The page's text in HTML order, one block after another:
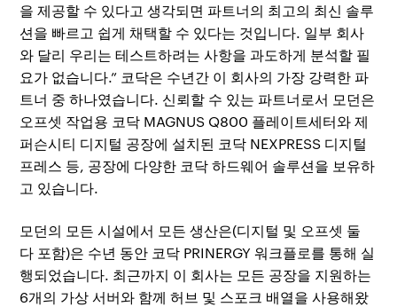
을 제공할 수 있다고 생각되면 파트너의 최고의 최신 솔루
션을 빠르고 쉽게 채택할 수 있다는 것입니다. 일부 회사
와 달리 우리는 테스트하려는 사항을 과도하게 분석할 필
요가 없습니다.” 코닥은 수년간 이 회사의 가장 강력한 파
트너 중 하나였습니다. 신뢰할 수 있는 파트너로서 모던은
오프셋 작업용 코닥 MAGNUS Q800 플레이트세터와 제
퍼슨시티 디지털 공장에 설치된 코닥 NEXPRESS 디지털
프레스 등, 공장에 다양한 코닥 하드웨어 솔루션을 보유하
고 있습니다.
모던의 모든 시설에서 모든 생산은(디지털 및 오프셋 둘
다 포함)은 수년 동안 코닥 PRINERGY 워크플로를 통해 실
행되었습니다. 최근까지 이 회사는 모든 공장을 지원하는
6개의 가상 서버와 함께 허브 및 스포크 배열을 사용해왔